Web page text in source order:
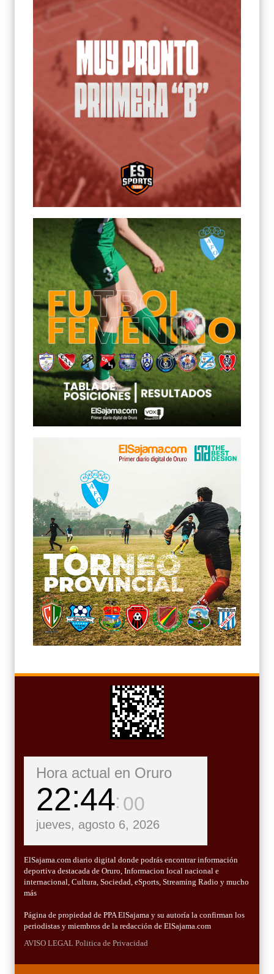
Hora actual en Oruro
22 44 01
jueves, agosto 6, 2026
ElSajama.com diario digital donde podrás encontrar información
deportiva destacada de Oruro, Informacion local nacional e
internacional, Cultura, Sociedad, eSports, Streaming Radio y mucho
más
Página de propiedad de PPA ElSajama y su autoría la confirman los
periodistas y miembros de la redacción de ElSajama.com
AVISO LEGAL Politica de Privacidad